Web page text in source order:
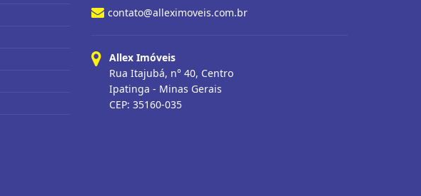
contato@alleximoveis.com.br
Allex Imóveis
Rua Itajubá, n° 40, Centro
Ipatinga - Minas Gerais
CEP: 35160-035